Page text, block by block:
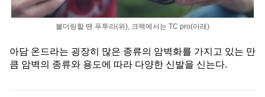
볼더링할 땐 푸투라(위), 크랙에서는 TC pro(아래)
아담 온드라는 굉장히 많은 종류의 암벽화를 가지고 있는 만
큼 암벽의 종류와 용도에 따라 다양한 신발을 신는다.